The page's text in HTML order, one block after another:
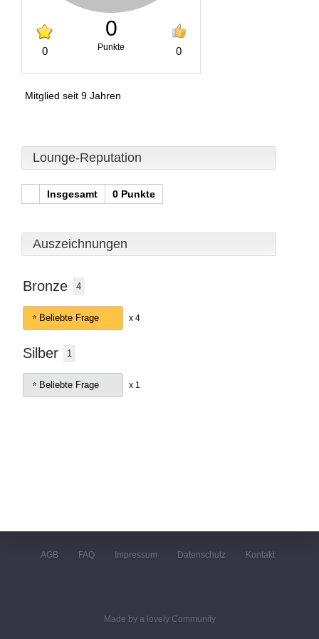
0
0
Punkte 0
Mitglied seit 9 Jahren
Lounge-Reputation
Insgesamt 0 Punkte
Auszeichnungen
Bronze 4
Beliebte Frage x 4
Silber 1
Beliebte Frage x 1
AGB FAQ Impressum Datenschutz Kontakt
Made by a lovely Community